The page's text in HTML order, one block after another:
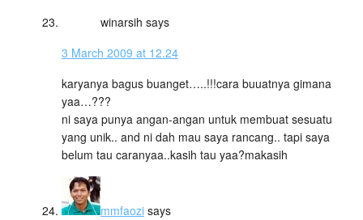
winarsih says
3 March 2009 at 12.24
karyanya bagus buanget…..!!!cara buuatnya gimana
yaa…???
ni saya punya angan-angan untuk membuat sesuatu
yang unik.. and ni dah mau saya rancang.. tapi saya
belum tau caranyaa..kasih tau yaa?makasih
mmfaozi says